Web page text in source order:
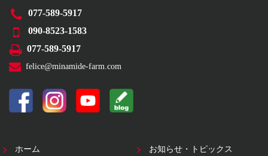
077-589-5917
090-8523-1583
077-589-5917
felice@minamide-farm.com
ホーム お知らせ・トピックス